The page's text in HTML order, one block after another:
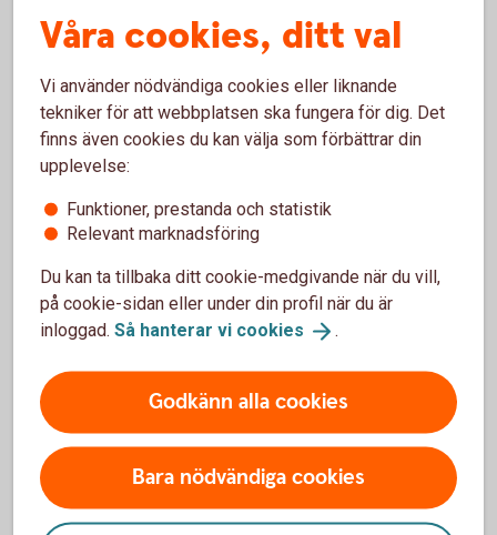
Jag behöver pengarna om 5–10 år – Spara till
handpenning
Jag behöver pengarna om mer än 10 år – Spara
till pension eller barn
Spara till buffert
För att klara oplanerade utgifter som ett
att ha en buffert, gärna två månadslöner efter skatt.
Eftersom du kan behöva pengarna snabbt bör du ta
en låg risk när du sparar till buffet. Det smidigaste är
att spara på ett konto.
Månadsspara tillbuffert
Våra cookies, ditt val
Vi använder nödvändiga cookies eller liknande
tekniker för att webbplatsen ska fungera för dig. Det
finns även cookies du kan välja som förbättrar din
upplevelse:
Funktioner, prestanda och statistik
Relevant marknadsföring
Du kan ta tillbaka ditt cookie-medgivande när du vill,
på cookie-sidan eller under din profil när du är
inloggad. Så hanterar vi cookies .
Godkänn alla cookies
Bara nödvändiga cookies